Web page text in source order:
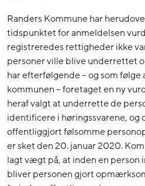
Randers Kommune har
tidspunktet for anmeldelsen
registreredes rettigheder ikke
personer ville blive underrettet
har efterfølgende – og som
kommunen – foretaget en ny
heraf valgt at underrette de
identificere i høringssvarene, og
offentliggjort følsomme
er sket den 20. januar 2020.
lagt vægt på, at inden en person
bliver personen gjort